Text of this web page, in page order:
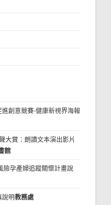
創意競賽-健康新視界海報
大賞：朗讀文本演出影片
館
險孕產婦追蹤關懷計畫說
說明教務處